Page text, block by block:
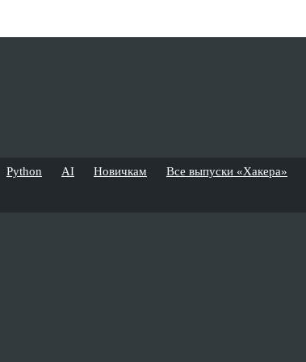
Python AI Новичкам Все выпуски «Хакера»